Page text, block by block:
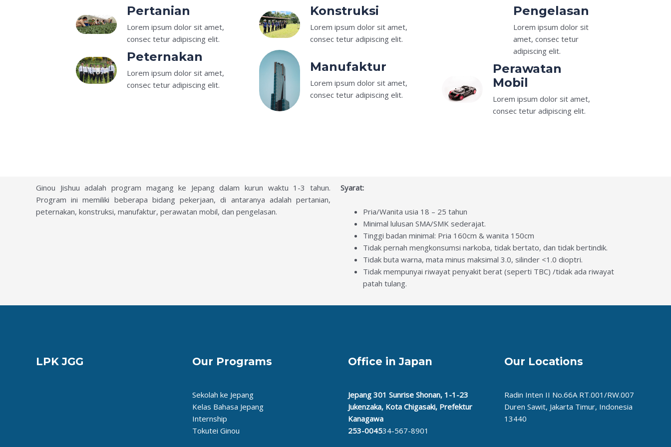
Pertanian
Lorem ipsum dolor sit amet,
consec tetur adipiscing elit.
Peternakan
Lorem ipsum dolor sit amet,
consec tetur adipiscing elit.
Konstruksi
Lorem ipsum dolor sit amet,
consec tetur adipiscing elit.
Manufaktur
Lorem ipsum dolor sit amet,
consec tetur adipiscing elit.
Pengelasan
Lorem ipsum dolor sit
amet, consec tetur
adipiscing elit.
Perawatan
Mobil
Lorem ipsum dolor sit amet,
consec tetur adipiscing elit.
Ginou Jishuu adalah program magang ke Jepang dalam kurun waktu 1-3 tahun.
Program ini memiliki beberapa bidang pekerjaan, di antaranya adalah pertanian,
peternakan, konstruksi, manufaktur, perawatan mobil, dan pengelasan.
Syarat:
Pria/Wanita usia 18 – 25 tahun
Minimal lulusan SMA/SMK sederajat.
Tinggi badan minimal: Pria 160cm & wanita 150cm
Tidak pernah mengkonsumsi narkoba, tidak bertato, dan tidak bertindik.
Tidak buta warna, mata minus maksimal 3.0, silinder <1.0 dioptri.
Tidak mempunyai riwayat penyakit berat (seperti TBC) /tidak ada riwayat
patah tulang.
LPK JGG Our Programs
Sekolah ke Jepang
Kelas Bahasa Jepang
Internship
Tokutei Ginou
Office in Japan
Jepang 301 Sunrise Shonan, 1-1-23
Jukenzaka, Kota Chigasaki, Prefektur
Kanagawa
253-004534-567-8901
Our Locations
Radin Inten II No.66A RT.001/RW.007
Duren Sawit, Jakarta Timur, Indonesia
13440